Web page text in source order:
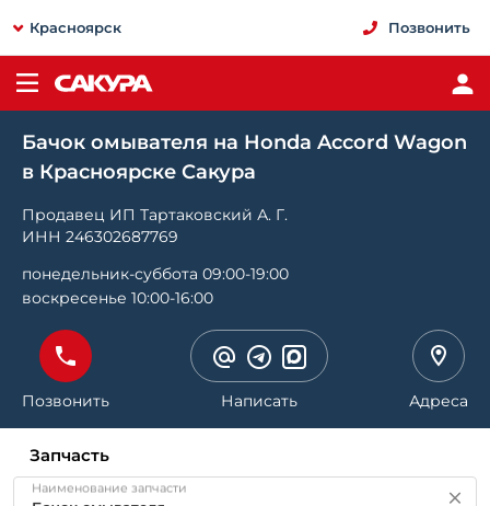
Красноярск Позвонить
Бачок омывателя на Honda Accord Wagon
в Красноярске Сакура
Продавец ИП Тартаковский А. Г.
ИНН 246302687769
понедельник-суббота 09:00-19:00
воскресенье 10:00-16:00
Позвонить Написать Адреса
Запчасть
Наименование запчасти